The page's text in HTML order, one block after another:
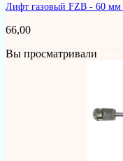
Лифт газовый FZB - 60 мм
66,00
Вы просматривали